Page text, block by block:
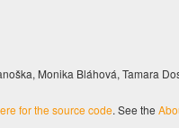
Monika Bláhová, Tamara
for the source code. See the